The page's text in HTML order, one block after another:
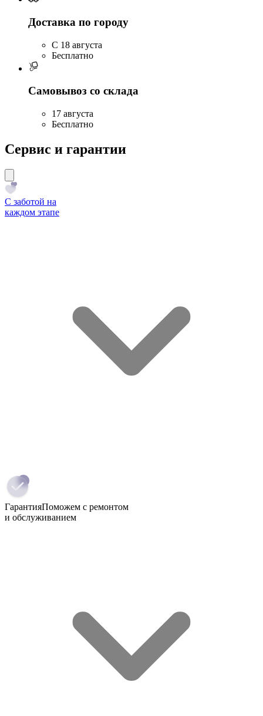
Доставка по городу
C 18 августа
Бесплатно
Самовывоз со склада
17 августа
Бесплатно
Сервис и гарантии
С заботой на
каждом этапе
ГарантияПоможем с ремонтом
и обслуживанием